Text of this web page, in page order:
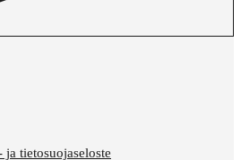
tietosuojaseloste